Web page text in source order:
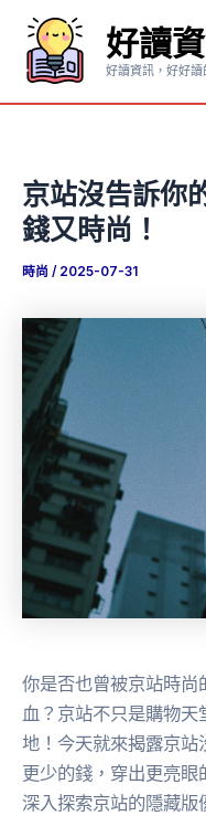
要
好讀
好讀資訊，好好讀
京站沒告訴你
錢又時尚！
時尚 / 2025-07-31
你是否也曾被京站時尚
血？京站不只是購物
地！今天就來揭露京站
更少的錢，穿出更亮
深入探索京站的隱藏版